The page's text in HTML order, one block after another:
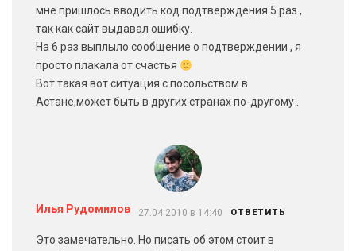
мне пришлось вводить код подтверждения 5 раз ,
так как сайт выдавал ошибку.
На 6 раз выплыло сообщение о подтверждении , я
просто плакала от счастья
Вот такая вот ситуация с посольством в
Астане,может быть в других странах по-другому .
Илья Рудомилов 27.04.2010 в 14:40 ОТВЕТИТЬ
Это замечательно. Но писать об этом стоит в